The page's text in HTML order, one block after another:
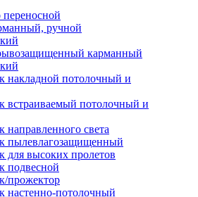
ручной
карманный
накладной потолочный и
встраиваемый потолочный и
направленного света
пылевлагозащищенный
для высоких пролетов
подвесной
прожектор
настенно-потолочный